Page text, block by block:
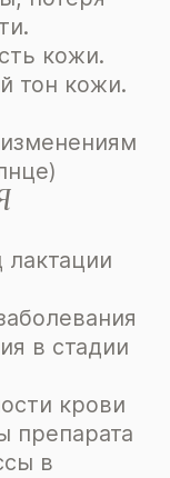
кожи.
тон кожи.
в стадии
крови
препарата
в